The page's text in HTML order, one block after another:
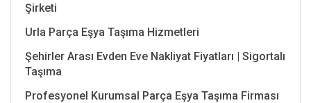
Şirketi
Urla Parça Eşya Taşıma Hizmetleri
Şehirler Arası Evden Eve Nakliyat Fiyatları | Sigortalı
Taşıma
Profesyonel Kurumsal Parça Eşya Taşıma Firması